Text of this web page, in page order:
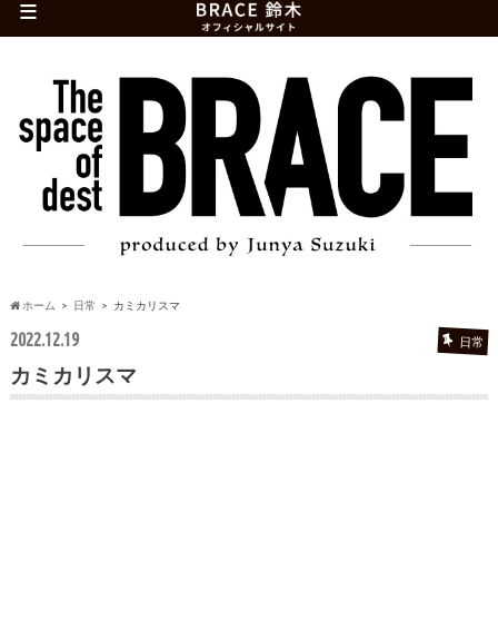
≡
ホーム 日常 カミカリスマ
2022.12.19 日常
カミカリスマ